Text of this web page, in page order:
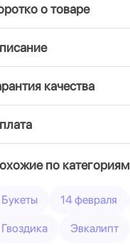
о товаре
качества
по категориям
Букеты 14 февраля
Гвоздика Эвкалипт